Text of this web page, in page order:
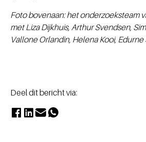
Foto bovenaan: het onderzoeksteam
met Liza Dijkhuis, Arthur Svendsen,
Vallone Orlandin, Helena Kooi, Edurne
Deel dit bericht via: